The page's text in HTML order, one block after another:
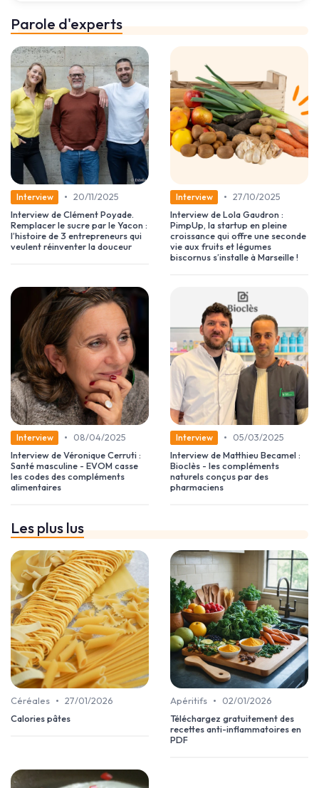
Parole d'experts
Interview • 20/11/2025
Interview de Clément Poyade.
Remplacer le sucre par le Yacon :
l’histoire de 3 entrepreneurs qui
veulent réinventer la douceur
Interview • 27/10/2025
Interview de Lola Gaudron :
PimpUp, la startup en pleine
croissance qui offre une seconde
vie aux fruits et légumes
biscornus s’installe à Marseille !
Interview •
08/04/2025
Interview de Véronique Cerruti :
Santé masculine - EVOM casse
les codes des compléments
alimentaires
Interview •
05/03/2025
Interview de Matthieu Becamel :
Bioclès - les compléments
naturels conçus par des
pharmaciens
Les plus lus
Céréales • 27/01/2026
Calories pâtes
Apéritifs •
02/01/2026
Téléchargez gratuitement des
recettes anti-inflammatoires en
PDF